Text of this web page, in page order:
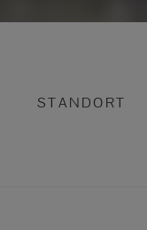
STANDORT